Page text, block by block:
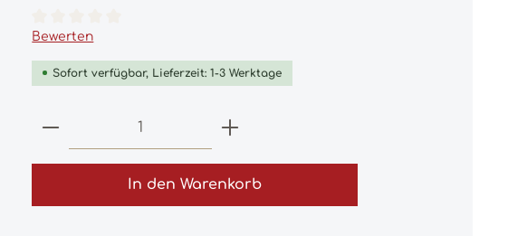
Durchschnittliche Bewertung von 0 von 5 Sternen
Bewerten
Sofort verfügbar, Lieferzeit: 1-3 Werktage
Produkt Anzahl: Gib den gewünschten
In den Warenkorb